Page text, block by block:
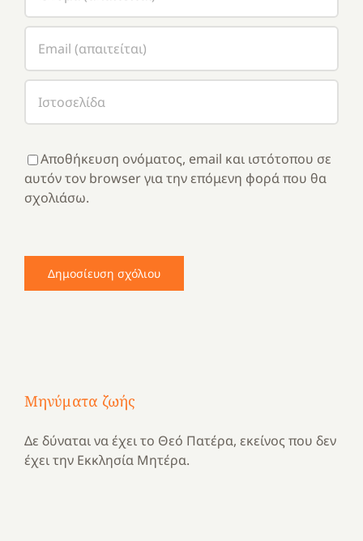
Αποθήκευση ονόματος, email και ιστότοπου σε
αυτόν τον browser για την επόμενη φορά που θα
σχολιάσω.
Μηνύματα ζωής
Δε δύναται να έχει το Θεό Πατέρα, εκείνος που δεν
έχει την Εκκλησία Μητέρα.